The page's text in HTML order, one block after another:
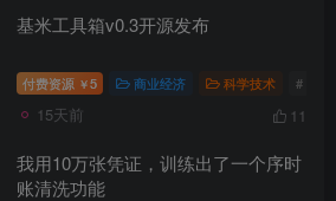
基米工具箱v0.3开源发布
付费资源 ￥5 商业经济 科学技术 #
15天前 11
我用10万张凭证，训练出了一个序时
账清洗功能